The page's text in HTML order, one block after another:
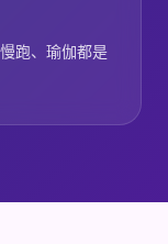
跑、瑜伽都是